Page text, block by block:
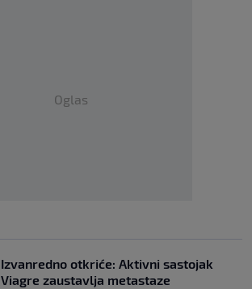
Oglas
Izvanredno otkriće: Aktivni sastojak
Viagre zaustavlja metastaze